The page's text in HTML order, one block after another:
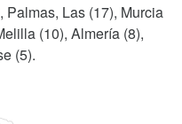
Palmas, Las (17), Murcia
(10), Almería (8),
(5).